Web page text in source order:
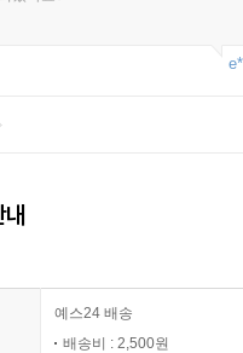
예스24 배송
배송비 : 2,500원